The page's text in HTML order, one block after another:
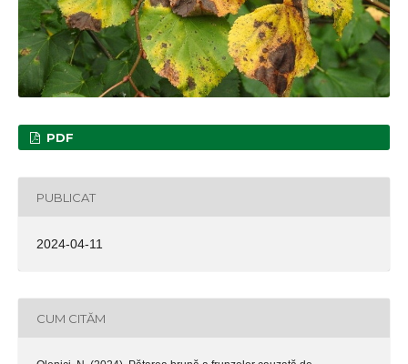
PDF
PUBLICAT
2024-04-11
CUM CITĂM